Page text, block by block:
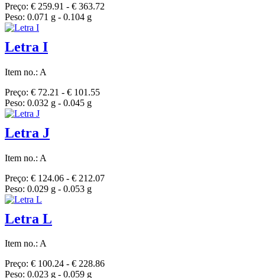
Preço: € 259.91 - € 363.72
Peso: 0.071 g - 0.104 g
Letra I
Item no.: A
Preço: € 72.21 - € 101.55
Peso: 0.032 g - 0.045 g
Letra J
Item no.: A
Preço: € 124.06 - € 212.07
Peso: 0.029 g - 0.053 g
Letra L
Item no.: A
Preço: € 100.24 - € 228.86
Peso: 0.023 g - 0.059 g